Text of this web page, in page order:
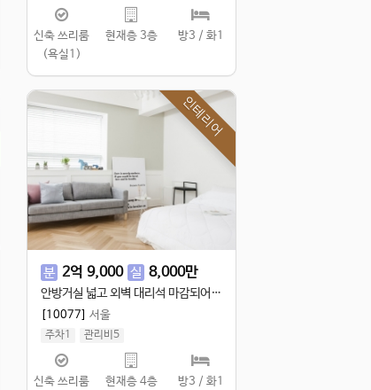
실 89.98㎡
공 109.98㎡ 연 304㎡
신축 쓰리룸
(욕실1)
현재층 3층 방3 / 화1
인테리어
분 2억 9,000 실 8,000만
안방거실 넓고 외벽 대리석 마감되어 고습스러운 쓰리룸입니다.
[10077] 서울
주차1
관리비5
실 89.98㎡
공 109.98㎡
신축 쓰리룸
현재층 4층 방3 / 화1